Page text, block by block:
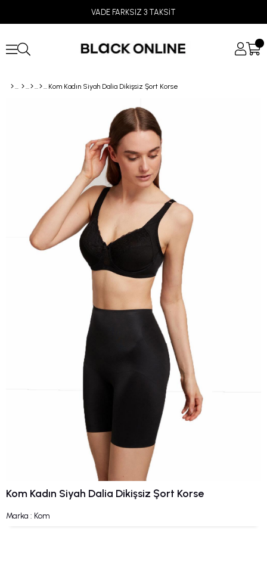
VADE FARKSIZ 3 TAKSİT
Kom Kadın Siyah Dalia Dikişsiz Şort Korse
Kom Kadın Siyah Dalia Dikişsiz Şort Korse
Marka : Kom